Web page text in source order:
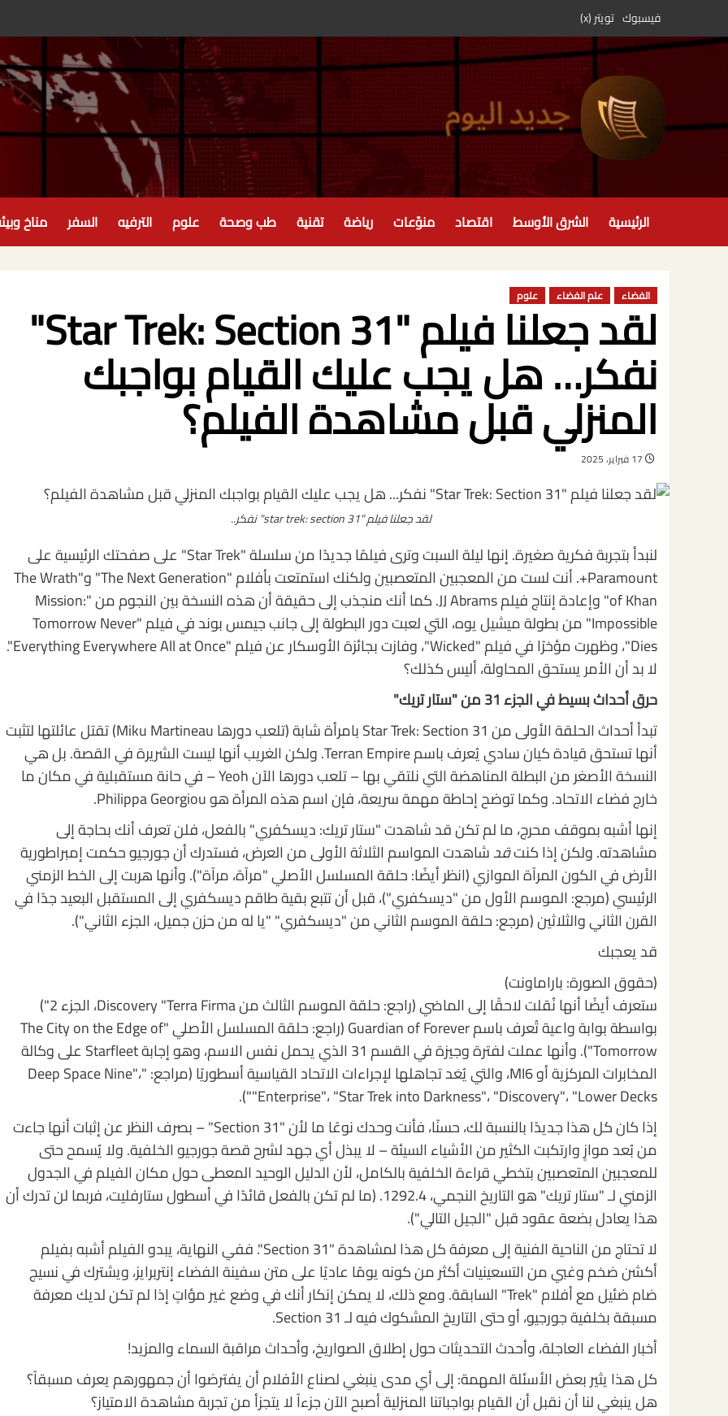
المحتوى
فيسبوك تويتر (x)
الرئيسية الشرق الأوسط اقتصاد منوّعات رياضة تقنية طب وصحة علوم الترفيه السفر مناخ
الفضاء علم الفضاء علوم لقد جعلنا فيلم "Star Trek: Section 31"
نفكر… هل يجب عليك القيام بواجبك
المنزلي قبل مشاهدة الفيلم؟
17 فبراير، 2025
لقد جعلنا فيلم "star trek: section 31" نفكر..
لنبدأ بتجربة فكرية صغيرة. إنها ليلة السبت وترى فيلمًا جديدًا من سلسلة "Star Trek" على صفحتك الرئيسية على
Paramount+. أنت لست من المعجبين المتعصبين ولكنك استمتعت بأفلام "The Next Generation" و"The Wrath
of Khan" وإعادة إنتاج فيلم JJ Abrams. كما أنك منجذب إلى حقيقة أن هذه النسخة بين النجوم من "Mission:
Impossible" من بطولة ميشيل يوه، التي لعبت دور البطولة إلى جانب جيمس بوند في فيلم "Tomorrow Never
Dies"، وظهرت مؤخرًا في فيلم "Wicked"، وفازت بجائزة الأوسكار عن فيلم "Everything Everywhere All at Once".
لا بد أن الأمر يستحق المحاولة، أليس كذلك؟
حرق أحداث بسيط في الجزء 31 من "ستار تريك"
تبدأ أحداث الحلقة الأولى من Star Trek: Section 31 بامرأة شابة (تلعب دورها Miku Martineau) تقتل عائلتها لتثبت
أنها تستحق قيادة كيان سادي يُعرف باسم Terran Empire. ولكن الغريب أنها ليست الشريرة في القصة. بل هي
النسخة الأصغر من البطلة المناهضة التي نلتقي بها – تلعب دورها الآن Yeoh – في حانة مستقبلية في مكان ما
خارج فضاء الاتحاد. وكما توضح إحاطة مهمة سريعة، فإن اسم هذه المرأة هو Philippa Georgiou.
إنها أشبه بموقف محرج، ما لم تكن قد شاهدت "ستار تريك: ديسكفري" بالفعل، فلن تعرف أنك بحاجة إلى
مشاهدته. ولكن إذا كنتقدشاهدت المواسم الثلاثة الأولى من العرض، فستدرك أن جورجيو حكمت إمبراطورية
الأرض في الكون المرآة الموازي (انظر أيضًا: حلقة المسلسل الأصلي "مرآة، مرآة"). وأنها هربت إلى الخط الزمني
الرئيسي (مرجع: الموسم الأول من "ديسكفري")، قبل أن تتبع بقية طاقم ديسكفري إلى المستقبل البعيد جدًا في
القرن الثاني والثلاثين (مرجع: حلقة الموسم الثاني من "ديسكفري" "يا له من حزن جميل، الجزء الثاني").
قد يعجبك
(حقوق الصورة: باراماونت)
ستعرف أيضًا أنها نُقلت لاحقًا إلى الماضي (راجع: حلقة الموسم الثالث من Discovery "Terra Firma، الجزء 2")
بواسطة بوابة واعية تُعرف باسم Guardian of Forever (راجع: حلقة المسلسل الأصلي "The City on the Edge of
Tomorrow"). وأنها عملت لفترة وجيزة في القسم 31 الذي يحمل نفس الاسم، وهو إجابة Starfleet على وكالة
المخابرات المركزية أو MI6، والتي يُعَد تجاهلها لإجراءات الاتحاد القياسية أسطوريًا (مراجع: "Deep Space Nine"،
"Enterprise"، "Star Trek into Darkness"، "Discovery"، "Lower Decks").
إذا كان كل هذا جديدًا بالنسبة لك، حسنًا، فأنت وحدك نوعًا ما لأن "Section 31" – بصرف النظر عن إثبات أنها جاءت
من بُعد موازٍ وارتكبت الكثير من الأشياء السيئة – لا يبذل أي جهد لشرح قصة جورجيو الخلفية. ولا يُسمح حتى
للمعجبين المتعصبين بتخطي قراءة الخلفية بالكامل، لأن الدليل الوحيد المعطى حول مكان الفيلم في الجدول
الزمني لـ "ستار تريك" هو التاريخ النجمي، 1292.4. (ما لم تكن بالفعل قائدًا في أسطول ستارفليت، فربما لن تدرك أن
هذا يعادل بضعة عقود قبل "الجيل التالي").
لا تحتاج من الناحية الفنية إلى معرفة كل هذا لمشاهدة "Section 31". ففي النهاية، يبدو الفيلم أشبه بفيلم
أكشن ضخم وغبي من التسعينيات أكثر من كونه يومًا عاديًا على متن سفينة الفضاء إنتربرايز، ويشترك في نسيج
ضام ضئيل مع أفلام "Trek" السابقة. ومع ذلك، لا يمكن إنكار أنك في وضع غير مؤاتٍ إذا لم تكن لديك معرفة
مسبقة بخلفية جورجيو، أو حتى التاريخ المشكوك فيه لـ Section 31.
أخبار الفضاء العاجلة، وأحدث التحديثات حول إطلاق الصواريخ، وأحداث مراقبة السماء والمزيد!
كل هذا يثير بعض الأسئلة المهمة: إلى أي مدى ينبغي لصناع الأفلام أن يفترضوا أن جمهورهم يعرف مسبقاً؟
هل ينبغي لنا أن نقبل أن القيام بواجباتنا المنزلية أصبح الآن جزءاً لا يتجزأ من تجربة مشاهدة الامتياز؟